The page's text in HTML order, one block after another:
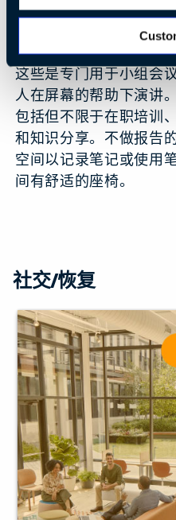
这些是专门用于小组会
人在屏幕的帮助下演讲
包括但不限于在职培训
和知识分享。不做报告
空间以记录笔记或使用
间有舒适的座椅。
社交/恢复